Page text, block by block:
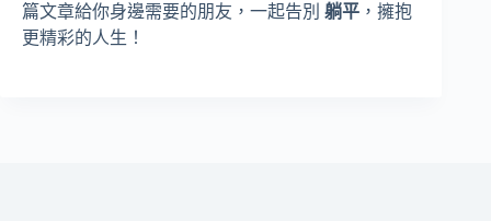
篇文章給你身邊需要的朋友，一起告別 躺平 ，擁抱
更精彩的人生！